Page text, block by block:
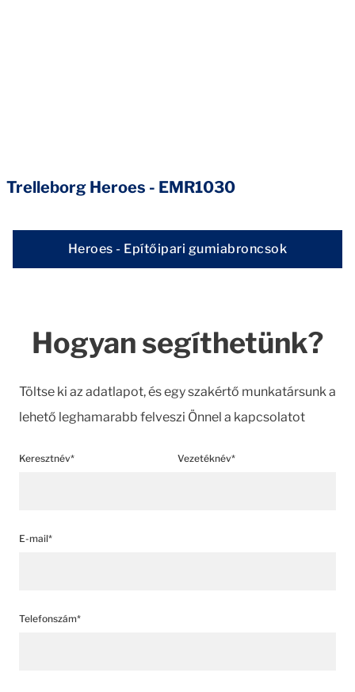
Trelleborg Heroes - EMR1030
Heroes - Epítőipari gumiabroncsok
Hogyan segíthetünk?
Töltse ki az adatlapot, és egy szakértő munkatársunk a
lehető leghamarabb felveszi Önnel a kapcsolatot
Keresztnév* Vezetéknév*
E-mail*
Telefonszám*